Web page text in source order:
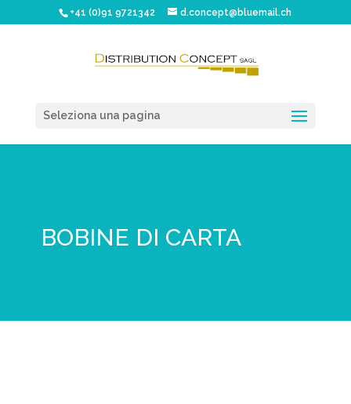
+41 (0)91 9721342 d.concept@bluemail.ch
Seleziona una pagina
BOBINE DI CARTA